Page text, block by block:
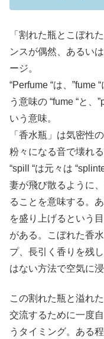
「割れた瓶とこぼれ
ンスが偶然、あるい
ージ。
“Perfume “は、”fume
う意味の “fume “と、
いう意味。
「香水瓶」は気密性
粉々になる音で壊れる
“spill “は元々は
妻が飛び散るように
ることを意味する。
を盛り上げるという
がある。こぼれた香
プ、長引く香りを残
はない方法で空気に浸
この割れた瓶と溢れ
交流するために一度
うタイミング。ある